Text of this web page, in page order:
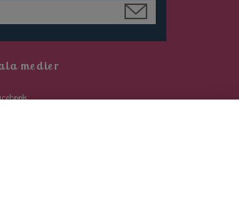
medier